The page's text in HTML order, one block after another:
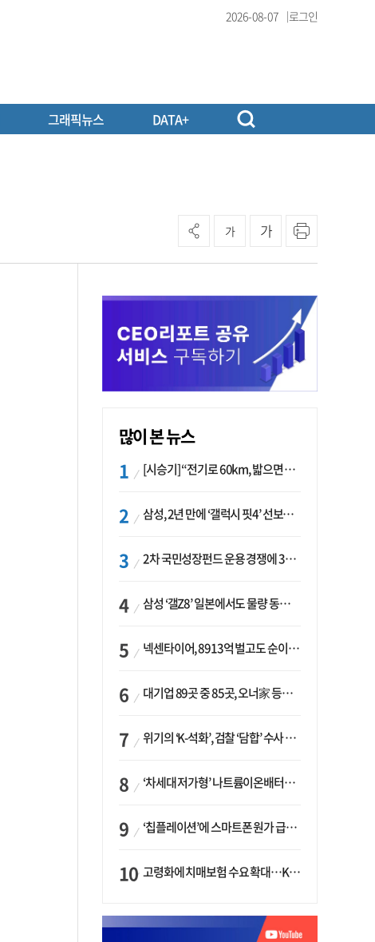
2026-08-07 로그인
그래픽뉴스 DATA+
가 가
많이 본 뉴스
[시승기] “전기로 60km, 밟으면 462마력”…볼보 XC60 T8의 두 얼굴
삼성, 2년 만에 ‘갤럭시 핏4’ 선보이나…웨어러블 생태계 확장 ‘시동’
2차 국민성장펀드 운용 경쟁에 33개사 몰렸다…신한·하나 등 새 얼굴 대거 합류
삼성 ‘갤Z8’ 일본에서도 물량 동났다…애플 참전 앞두고 선두 수성 ‘시험대’
넥센타이어, 8913억 벌고도 순이익 2억…유럽 세부담에 이익 증발
대기업 89곳 중 85곳, 오너家 등기임원 겸직…BS 46곳·SM 45곳 ‘족벌경영’ 고착화
위기의 ‘K-석화’, 검찰 ‘담합’ 수사 착수…“LG·한화·롯데 등 7개 업체, 8개 제품 가격 담합”
‘차세대 저가형’ 나트륨이온배터리 시대 오나…LG화학·에코프로, 상용화 속도낸다
‘칩플레이션’에 스마트폰 원가 급등…삼성전자, ‘엑시노스’ 채택 확대하나
고령화에 치매보험 수요 확대…KB손보·삼성화재가 ‘시장 주도’